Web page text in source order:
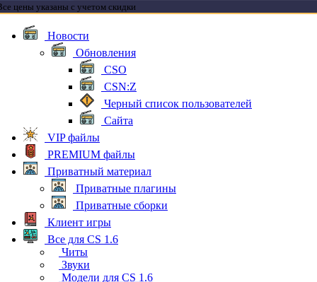
цены указаны с учетом скидки
Новости
Обновления
CSO
CSN:Z
Черный список пользователей
Сайта
VIP файлы
PREMIUM файлы
Приватный материал
Приватные плагины
Приватные сборки
Клиент игры
Все для CS 1.6
Читы
Звуки
Модели для CS 1.6